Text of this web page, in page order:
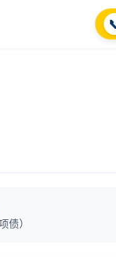
债）